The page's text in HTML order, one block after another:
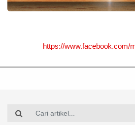
https://www.facebook.com/